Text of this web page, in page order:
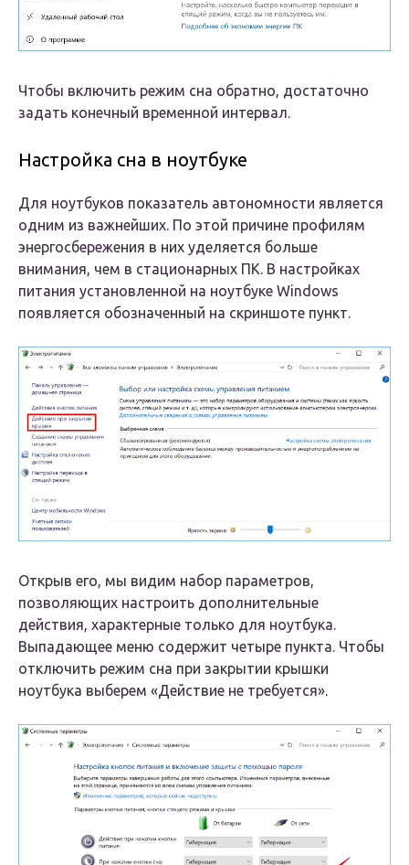
Чтобы включить режим сна обратно, достаточно
задать конечный временной интервал.
Настройка сна в ноутбуке
Для ноутбуков показатель автономности является
одним из важнейших. По этой причине профилям
энергосбережения в них уделяется больше
внимания, чем в стационарных ПК. В настройках
питания установленной на ноутбуке Windows
появляется обозначенный на скриншоте пункт.
Открыв его, мы видим набор параметров,
позволяющих настроить дополнительные
действия, характерные только для ноутбука.
Выпадающее меню содержит четыре пункта. Чтобы
отключить режим сна при закрытии крышки
ноутбука выберем «Действие не требуется».